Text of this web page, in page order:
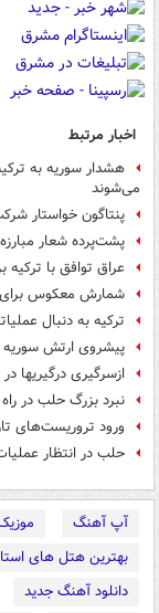
اخبار مرتبط
هشدار سوریه به
می‌شوند
پنتاگون خواستار
پشت‌پرده شعار
عراق توافق با
شمارش معکوس
ترکیه به دنبال
پیشروی ارتش
ازسرگیری درگیری‎ها در حلب پس از پایان آتش‎بس
نبرد بزرگ حلب در
ورود تروریست‌های
حلب در انتظار
آپ آهنگ
بهترین هتل های
دانلود آهنگ جدید